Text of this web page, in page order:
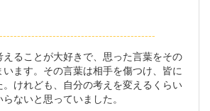
ることが大好きで、思った言葉をその
います。その言葉は相手を傷つけ、皆に
けれども、自分の考えを変えるくらい
ないと思っていました。